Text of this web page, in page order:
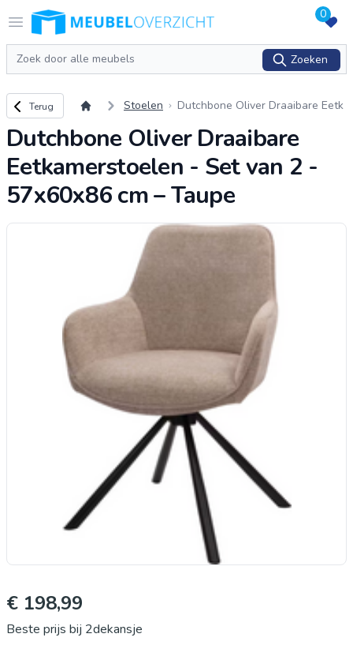
Open menu
Logo Meubeloverzicht.nl 0
Zoeken
Zoeken
Terug naar overzicht
Terug Stoelen
Dutchbone Oliver Draaibare Eetk
86 cm – Taupe
Dutchbone Oliver Draaibare
Eetkamerstoelen - Set van 2 -
57x60x86 cm – Taupe
€ 198,99
Beste prijs bij 2dekansje